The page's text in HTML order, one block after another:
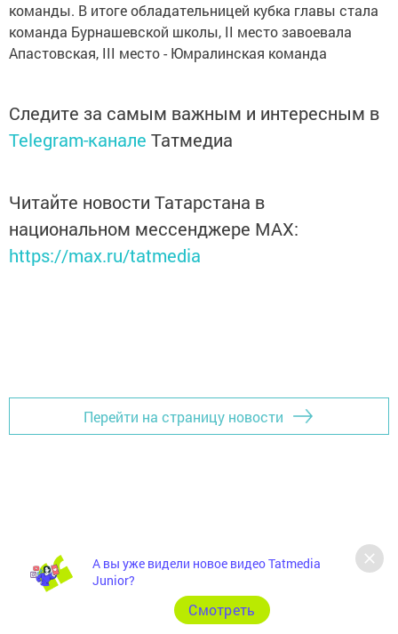
команды. В итоге обладательницей кубка главы стала
команда Бурнашевской школы, II место завоевала
Апастовская, III место - Юмралинская команда
Следите за самым важным и интересным в
Telegram-канале Татмедиа
Читайте новости Татарстана в
национальном мессенджере MАХ:
https://max.ru/tatmedia
Перейти на страницу новости
А вы уже видели новое видео Tatmedia
Junior?
Cмотреть